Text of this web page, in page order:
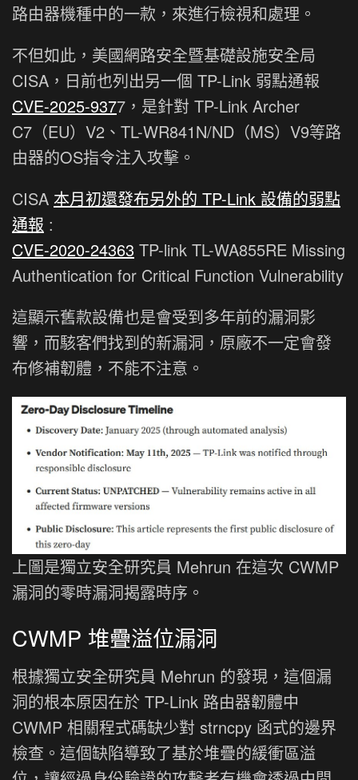
路由器機種中的一款，來進行檢視和處理。
不但如此，美國網路安全暨基礎設施安全局
CISA，日前也列出另一個 TP-Link 弱點通報
CVE-2025-9377，是針對 TP-Link Archer
C7（EU）V2、TL-WR841N/ND（MS）V9等路
由器的OS指令注入攻擊。
CISA 本月初還發布另外的 TP-Link 設備的弱點
通報 :
CVE-2020-24363 TP-link TL-WA855RE Missing
Authentication for Critical Function Vulnerability
這顯示舊款設備也是會受到多年前的漏洞影
響，而駭客們找到的新漏洞，原廠不一定會發
布修補韌體，不能不注意。
上圖是獨立安全研究員 Mehrun 在這次 CWMP
漏洞的零時漏洞揭露時序。
CWMP 堆疊溢位漏洞
根據獨立安全研究員 Mehrun 的發現，這個漏
洞的根本原因在於 TP-Link 路由器韌體中
CWMP 相關程式碼缺少對 strncpy 函式的邊界
檢查。這個缺陷導致了基於堆疊的緩衝區溢